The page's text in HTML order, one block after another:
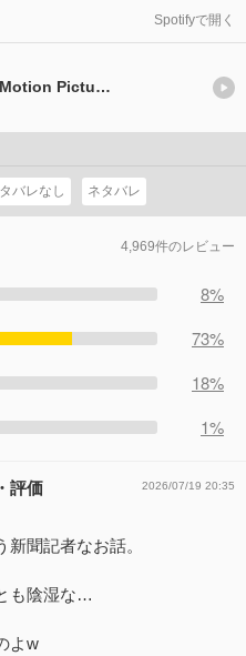
Spotifyで開く
State Of Play (Original Motion Picture Soundtrack)
バレなし ネタバレ
4,969件のレビュー
8%
73%
18%
1%
評価 2026/07/19 20:35
聞記者なお話。
も陰湿な…
よw